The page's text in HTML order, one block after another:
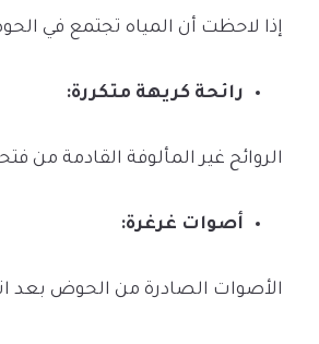
إذا لاحظت أن المياه تجتمع في
رائحة كريهة متكررة:
الروائح غير المألوفة القادمة من
أصوات غرغرة:
الأصوات الصادرة من الحوض بعد